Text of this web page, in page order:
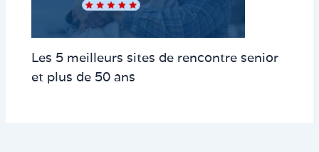
Les 5 meilleurs sites de rencontre senior
et plus de 50 ans